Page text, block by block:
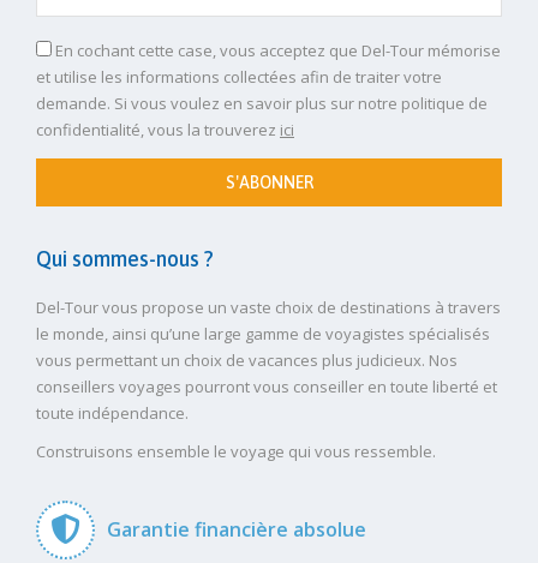
En cochant cette case, vous acceptez que Del-Tour mémorise
et utilise les informations collectées afin de traiter votre
demande. Si vous voulez en savoir plus sur notre politique de
confidentialité, vous la trouverez ici
S'ABONNER
Qui sommes-nous ?
Del-Tour vous propose un vaste choix de destinations à travers
le monde, ainsi qu’une large gamme de voyagistes spécialisés
vous permettant un choix de vacances plus judicieux. Nos
conseillers voyages pourront vous conseiller en toute liberté et
toute indépendance.
Construisons ensemble le voyage qui vous ressemble.
Garantie financière absolue